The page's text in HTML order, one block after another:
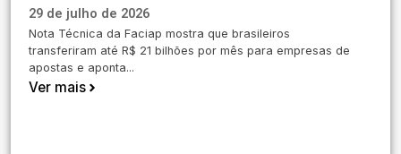
29 de julho de 2026
Nota Técnica da Faciap mostra que brasileiros
transferiram até R$ 21 bilhões por mês para empresas de
apostas e aponta...
Ver mais